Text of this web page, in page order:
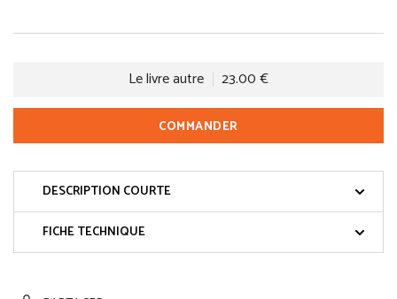
Le livre autre 23.00 €
COMMANDER
DESCRIPTION COURTE
FICHE TECHNIQUE